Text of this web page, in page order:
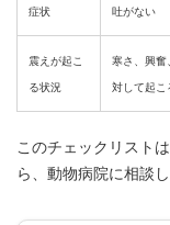
症状
吐がない
震えが起こ
る状況
寒さ、興奮
対して起こ
このチェックリスト
ら、動物病院に相談し